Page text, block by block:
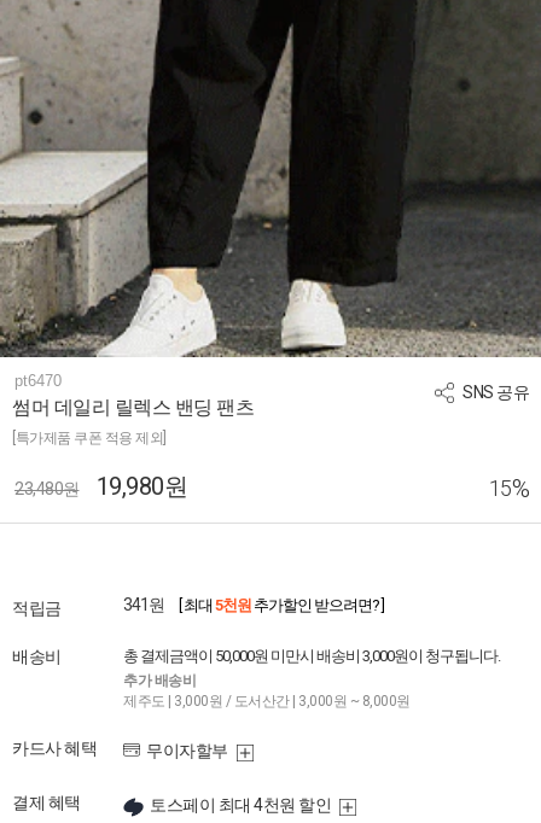
SNS 공유
pt6470
썸머 데일리 릴렉스 밴딩 팬츠
[특가제품 쿠폰 적용 제외]
23,480원 19,980원 15%
적립금 341원 [ 최대 5천원 추가할인 받으려면? ]
배송비 총 결제금액이 50,000원 미만시 배송비 3,000원이 청구됩니다.
추가 배송비
제주도 | 3,000원 / 도서산간 | 3,000원 ~ 8,000원
카드사 혜택 무이자할부
결제 혜택 토스페이 최대 4천원 할인